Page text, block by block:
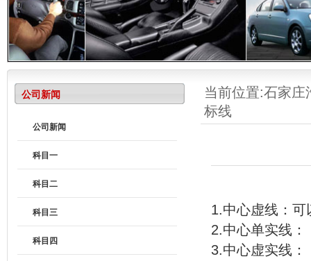
公司新闻
公司新闻
科目一
科目二
科目三
科目四
当前位置:石家庄
标线
1.中心虚线：
2.中心单实线
3.中心虚实线